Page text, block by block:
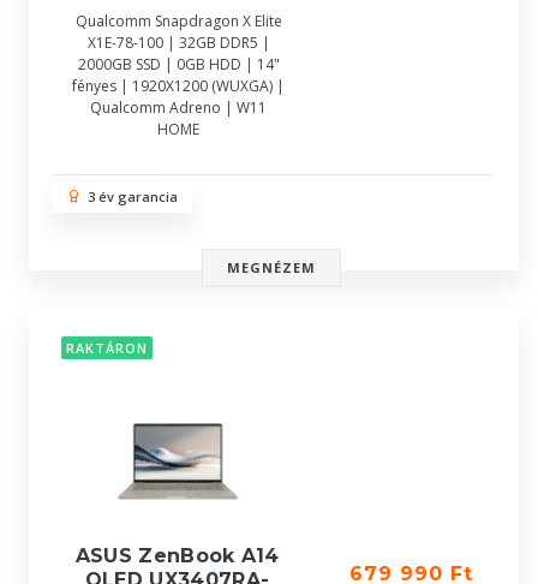
Qualcomm Snapdragon X Elite
X1E-78-100 | 32GB DDR5 |
2000GB SSD | 0GB HDD | 14"
fényes | 1920X1200 (WUXGA) |
Qualcomm Adreno | W11
HOME
3 év garancia
MEGNÉZEM
RAKTÁRON
ASUS ZenBook A14
679 990 Ft